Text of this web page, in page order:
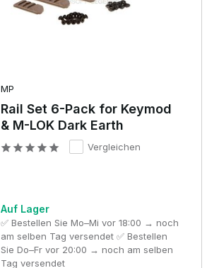
MP
Rail Set 6-Pack for Keymod
& M-LOK Dark Earth
Vergleichen
Auf Lager
✅ Bestellen Sie Mo–Mi vor 18:00 → noch
am selben Tag versendet ✅ Bestellen
Sie Do–Fr vor 20:00 → noch am selben
Tag versendet